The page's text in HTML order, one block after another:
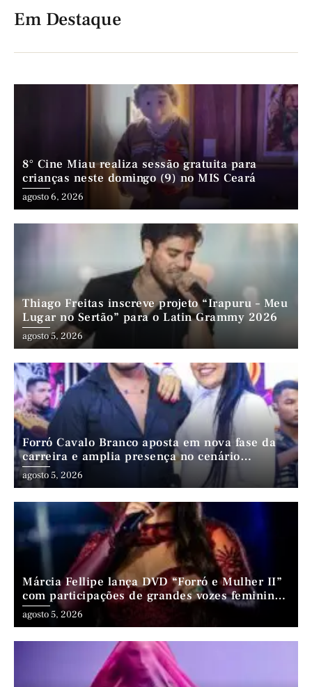
Em Destaque
8° Cine Miau realiza sessão gratuita para
crianças neste domingo (9) no MIS Ceará
agosto 6, 2026
Thiago Freitas inscreve projeto “Irapuru – Meu
Lugar no Sertão” para o Latin Grammy 2026
agosto 5, 2026
Forró Cavalo Branco aposta em nova fase da
carreira e amplia presença no cenário
nordestino
agosto 5, 2026
Márcia Fellipe lança DVD “Forró e Mulher II”
com participações de grandes vozes femininas
do forró
agosto 5, 2026